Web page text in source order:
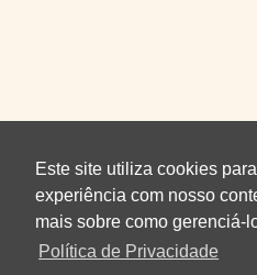
Este site utiliza cookies
experiência com nosso
mais sobre como gerenciá-
Política de Privacidade